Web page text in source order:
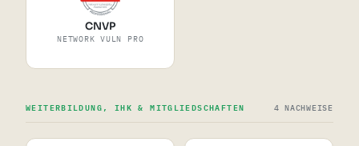
CNVP
NETWORK VULN PRO
WEITERBILDUNG, IHK & MITGLIEDSCHAFTEN 4 NACHWEISE